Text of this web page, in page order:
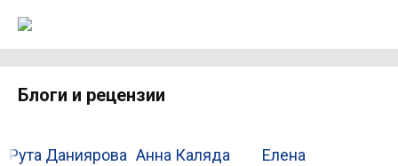
Блоги и рецензии
Рута Даниярова Анна Каляда
Елена